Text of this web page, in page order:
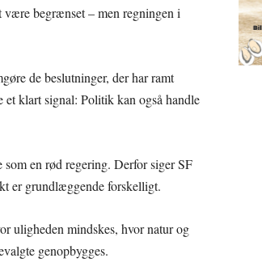
være begrænset – men regningen i
de beslutninger, der har ramt
et klart signal: Politik kan også handle
en rød regering. Derfor siger SF
er grundlæggende forskelligt.
uligheden mindskes, hvor natur og
genopbygges.